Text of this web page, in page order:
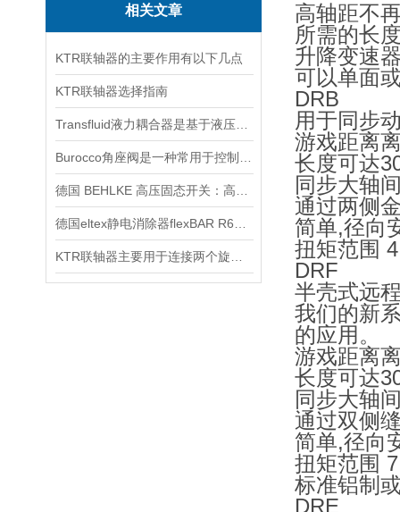
相关文章
KTR联轴器的主要作用有以下几点
KTR联轴器选择指南
高轴距不
所需的长
升降变速
可以单面
DRB
用于同步
游戏距离
长度可达
同步大轴
通过两侧
简单,径向
扭矩范围
DRF
半壳式远
我们的新
的应用。
游戏距离
长度可达
同步大轴
通过双侧
简单,径向
扭矩范围
标准铝制
DRE